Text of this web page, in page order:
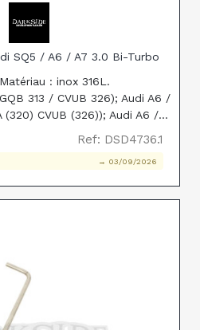
SQ5 / A6 / A7 3.0 Bi-Turbo
: inox 316L.
313 / CVUB 326); Audi A6 /
(320) CVUB (326)); Audi A6 /
Ref: DSD4736.1
→ 03/09/2026